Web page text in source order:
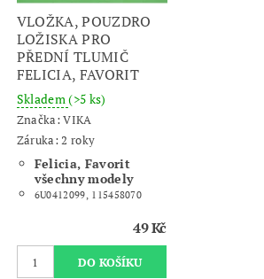
VLOŽKA, POUZDRO
LOŽISKA PRO
PŘEDNÍ TLUMIČ
FELICIA, FAVORIT
Skladem(>5 ks)
Značka:VIKA
Záruka: 2 roky
Felicia, Favorit
všechny modely
6U0412099, 115458070
49 Kč